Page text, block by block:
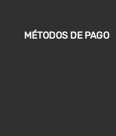
MÉTODOS DE PAGO